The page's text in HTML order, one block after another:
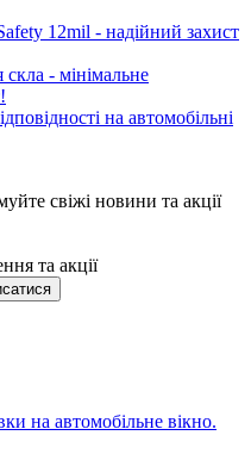
12mil - надійний захист
- мінімальне
на автомобільні
свіжі новини та акції
та акції
на автомобільне вікно.